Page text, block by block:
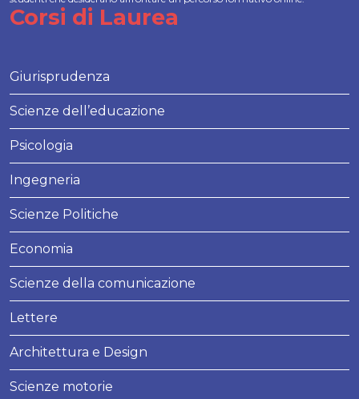
Corsi di Laurea
Giurisprudenza
Scienze dell’educazione
Psicologia
Ingegneria
Scienze Politiche
Economia
Scienze della comunicazione
Lettere
Architettura e Design
Scienze motorie